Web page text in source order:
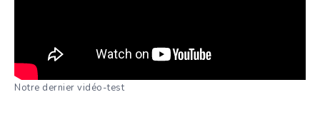
Notre dernier vidéo-test